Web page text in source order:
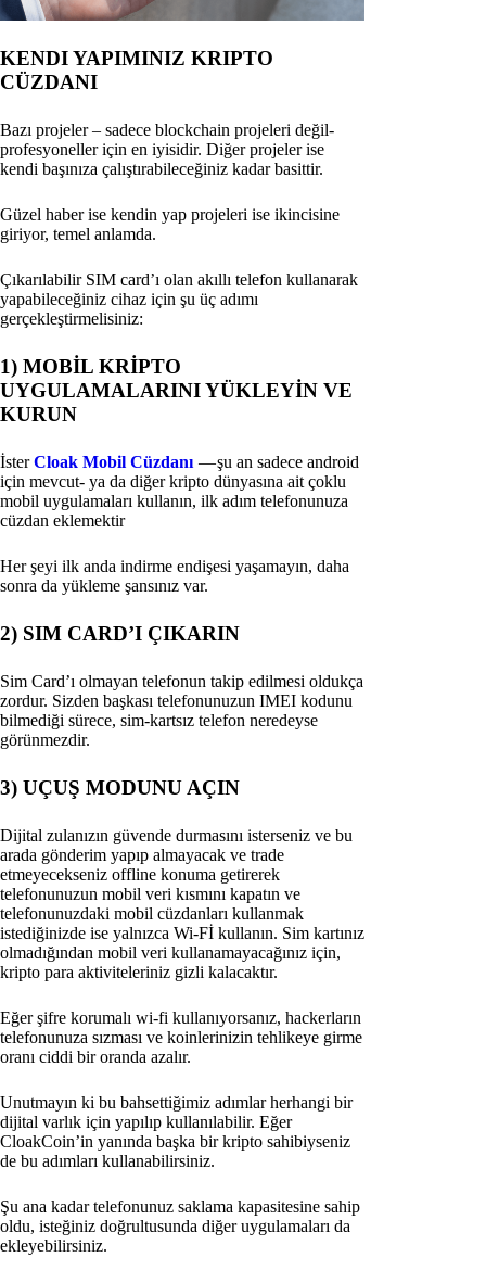
KENDI YAPIMINIZ KRIPTO
CÜZDANI
Bazı projeler – sadece blockchain projeleri değil-
profesyoneller için en iyisidir. Diğer projeler ise
kendi başınıza çalıştırabileceğiniz kadar basittir.
Güzel haber ise kendin yap projeleri ise ikincisine
giriyor, temel anlamda.
Çıkarılabilir SIM card’ı olan akıllı telefon kullanarak
yapabileceğiniz cihaz için şu üç adımı
gerçekleştirmelisiniz:
1) MOBİL KRİPTO
UYGULAMALARINI YÜKLEYİN VE
KURUN
İsterCloak Mobil Cüzdanı — şu an sadece android
için mevcut- ya da diğer kripto dünyasına ait çoklu
mobil uygulamaları kullanın, ilk adım telefonunuza
cüzdan eklemektir
Her şeyi ilk anda indirme endişesi yaşamayın, daha
sonra da yükleme şansınız var.
2) SIM CARD’I ÇIKARIN
Sim Card’ı olmayan telefonun takip edilmesi oldukça
zordur. Sizden başkası telefonunuzun IMEI kodunu
bilmediği sürece, sim-kartsız telefon neredeyse
görünmezdir.
3) UÇUŞ MODUNU AÇIN
Dijital zulanızın güvende durmasını isterseniz ve bu
arada gönderim yapıp almayacak ve trade
etmeyecekseniz offline konuma getirerek
telefonunuzun mobil veri kısmını kapatın ve
telefonunuzdaki mobil cüzdanları kullanmak
istediğinizde ise yalnızca Wi-Fİ kullanın. Sim kartınız
olmadığından mobil veri kullanamayacağınız için,
kripto para aktiviteleriniz gizli kalacaktır.
Eğer şifre korumalı wi-fi kullanıyorsanız, hackerların
telefonunuza sızması ve koinlerinizin tehlikeye girme
oranı ciddi bir oranda azalır.
Unutmayın ki bu bahsettiğimiz adımlar herhangi bir
dijital varlık için yapılıp kullanılabilir. Eğer
CloakCoin’in yanında başka bir kripto sahibiyseniz
de bu adımları kullanabilirsiniz.
Şu ana kadar telefonunuz saklama kapasitesine sahip
oldu, isteğiniz doğrultusunda diğer uygulamaları da
ekleyebilirsiniz.